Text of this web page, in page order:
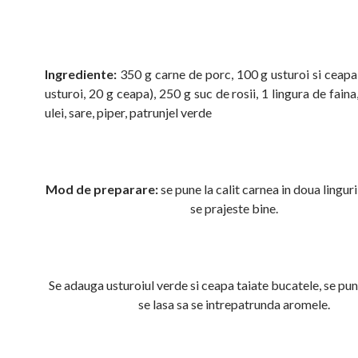
Ingrediente: 350 g carne de porc, 100 g usturoi si
usturoi, 20 g ceapa), 250 g suc de rosii, 1 lingura de
ulei, sare, piper, patrunjel verde
Mod de preparare:se pune la calit carnea in doua
se prajeste bine.
Se adauga usturoiul verde si ceapa taiate bucatele, se
se lasa sa se intrepatrunda aromele.